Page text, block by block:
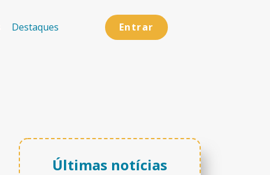
Destaques Entrar
Últimas notícias